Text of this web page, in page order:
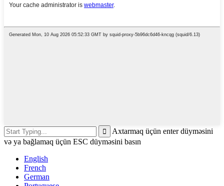
Axtarmaq üçün enter düyməsini
və ya bağlamaq üçün ESC düyməsini basın
English
French
German